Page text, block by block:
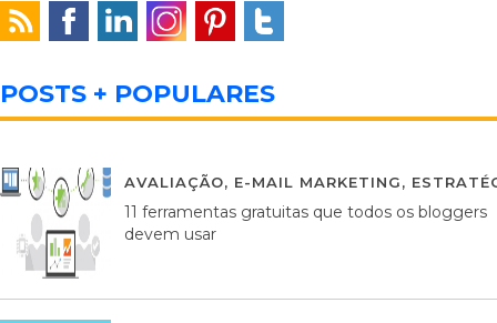
POSTS + POPULARES
AVALIAÇÃO, E-MAIL MARKETING,
11 ferramentas gratuitas que todos os bloggers
devem usar